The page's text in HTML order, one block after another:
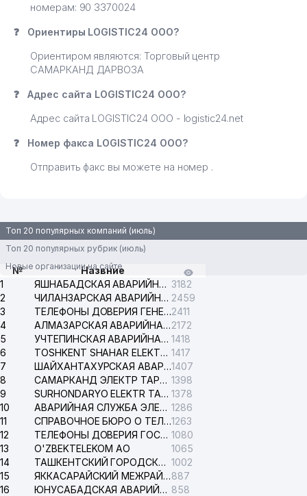
номерам: 90 3370024
❓ Ориентиры LOGISTIC24 ООО?
Ориентиром являются: Торговый центр
САМАРКАНД ДАРВОЗА
❓ Адрес сайта LOGISTIC24 ООО?
Адрес сайта LOGISTIC24 ООО - logistic24.net
❓ Номер факса LOGISTIC24 ООО?
Отправить факс вы можете на номер .
Топ 20 популярных компаний (июль)
Топ 20 популярных рубрик (июль)
Новые организации на сайте
№
Назвние
1
ЯШНАБАДСКАЯ АВАРИЙНАЯ СЛУЖБА ЭЛЕКТРОСЕТИ 3182
2
ЧИЛАНЗАРСКАЯ АВАРИЙНАЯ СЛУЖБА ЭЛЕКТРОСЕТИ 2459
3
ТЕЛЕФОНЫ ДОВЕРИЯ ГЕНЕРАЛЬНОЙ ПРОКУРАТУРЫ РЕСПУБЛИКИ УЗБЕКИСТАН2411
4
АЛМАЗАРСКАЯ АВАРИЙНАЯ СЛУЖБА ЭЛЕКТРОСЕТИ2172
5
УЧТЕПИНСКАЯ АВАРИЙНАЯ СЛУЖБА ЭЛЕКТРОСЕТИ 1418
6
TOSHKENT SHAHAR ELEKTR TARMOQLARI KORXONASI АО 1417
7
ШАЙХАНТАХУРСКАЯ АВАРИЙНАЯ СЛУЖБА ЭЛЕКТРОСЕТИ1407
8
САМАРКАНД ЭЛЕКТР ТАРМОКЛАРИ АО 1398
9
SURHONDARYO ELEKTR TARMOKLARI АО 1378
10
АВАРИЙНАЯ СЛУЖБА ЭЛЕКТРОСЕТИ ТАШКЕНТСКОГО РАЙОНА 1286
11
СПРАВОЧНОЕ БЮРО О ТЕЛЕФОНАХ ОРГАНИЗАЦИЙ г. ТАШКЕНТА1263
12
ТЕЛЕФОНЫ ДОВЕРИЯ ГОСУДАРСТВЕННОГО ЦЕНТРА ТЕСТИРОВАНИЯ 1080
13
O'ZBEKTELEKOM АО
1065
14
ТАШКЕНТСКИЙ ГОРОДСКОЙ СУД ПО ГРАЖДАНСКИМ ДЕЛАМ 1002
15
ЯККАСАРАЙСКИЙ МЕЖРАЙОННЫЙ СУД ПО ГРАЖДАНСКИМ ДЕЛАМ887
16
ЮНУСАБАДСКАЯ АВАРИЙНАЯ СЛУЖБА ЭЛЕКТРОСЕТИ 858